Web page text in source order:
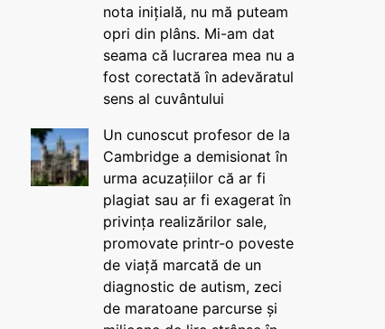
nota inițială, nu mă puteam
opri din plâns. Mi-am dat
seama că lucrarea mea nu a
fost corectată în adevăratul
sens al cuvântului
Un cunoscut profesor de la
Cambridge a demisionat în
urma acuzațiilor că ar fi
plagiat sau ar fi exagerat în
privința realizărilor sale,
promovate printr-o poveste
de viață marcată de un
diagnostic de autism, zeci
de maratoane parcurse și